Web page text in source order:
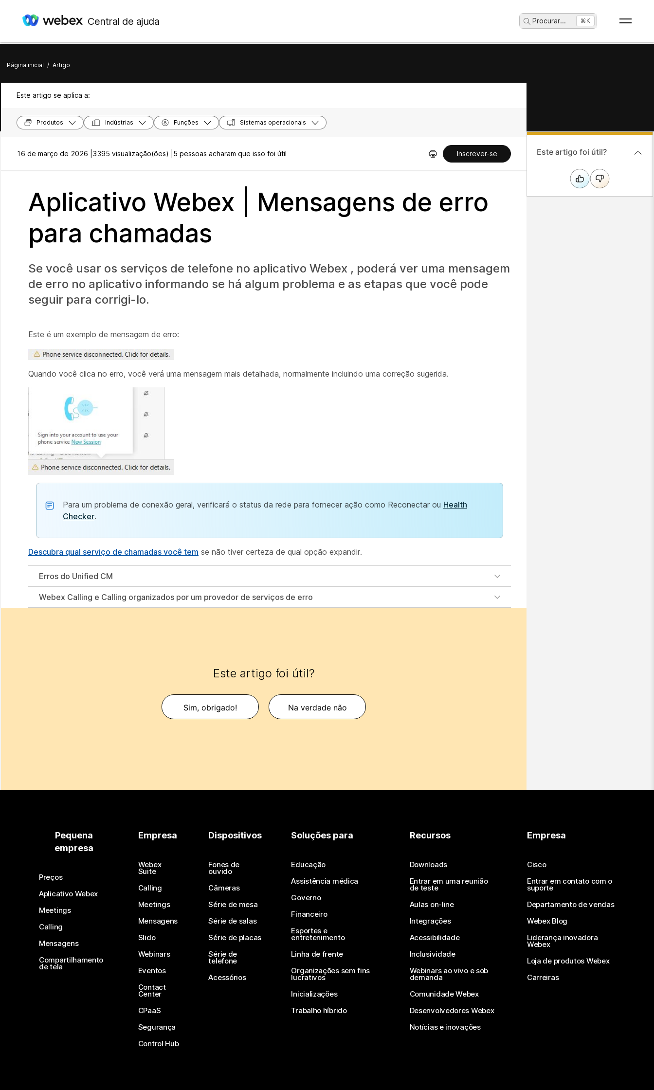
Central de ajuda Procurar... ⌘K
Página inicial / Artigo
Este artigo se aplica a:
Produtos Indústrias Funções Sistemas operacionais
16 de março de 2026 | 3395 visualização(ões) | 5 pessoas acharam que isso foi útil Inscrever-se
Aplicativo Webex | Mensagens de erro
para chamadas
Se você usar os serviços de telefone no aplicativo Webex , poderá ver uma mensagem
de erro no aplicativo informando se há algum problema e as etapas que você pode
seguir para corrigi-lo.
Este é um exemplo de mensagem de erro:
Quando você clica no erro, você verá uma mensagem mais detalhada, normalmente incluindo uma correção sugerida.
Para um problema de conexão geral, verificará o status da rede para fornecer ação como Reconectar ou Health
Checker.
Descubra qual serviço de chamadas você tem se não tiver certeza de qual opção expandir.
Erros do Unified CM
Webex Calling e Calling organizados por um provedor de serviços de erro
Este artigo foi útil?
Sim, obrigado! Na verdade não
Este artigo foi útil?
Pequena
empresa
Preços
Aplicativo Webex
Meetings
Calling
Mensagens
Compartilhamento
de tela
Empresa
Webex
Suite
Calling
Meetings
Mensagens
Slido
Webinars
Eventos
Contact
Center
CPaaS
Segurança
Control Hub
Dispositivos
Fones de
ouvido
Câmeras
Série de mesa
Série de salas
Série de placas
Série de
telefone
Acessórios
Soluções para
Educação
Assistência médica
Governo
Financeiro
Esportes e
entretenimento
Linha de frente
Organizações sem fins
lucrativos
Inicializações
Trabalho híbrido
Recursos
Downloads
Entrar em uma reunião
de teste
Aulas on-line
Integrações
Acessibilidade
Inclusividade
Webinars ao vivo e sob
demanda
Comunidade Webex
Desenvolvedores Webex
Notícias e inovações
Empresa
Cisco
Entrar em contato com o
suporte
Departamento de vendas
Webex Blog
Liderança inovadora
Webex
Loja de produtos Webex
Carreiras